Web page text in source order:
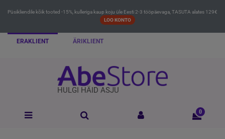
Püsikliendile kõik tooted -15%, kulleriga kaup koju üle Eesti 2-3 tööpäevaga, TASUTA alates 129€
LOO KONTO
ERAKLIENT ÄRIKLIENT
HULGI HÄID ASJU
0